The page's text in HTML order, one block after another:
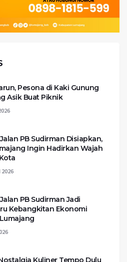
Pesona di Kaki Gunung
Asik Buat Piknik
PB Sudirman Disiapkan,
Ingin Hadirkan Wajah
2026
PB Sudirman Jadi
Kebangkitan Ekonomi